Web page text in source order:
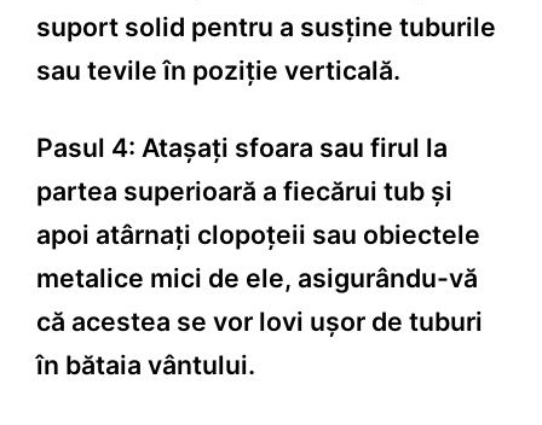
suport solid pentru a susține tuburile
sau tevile în poziție verticală.
Pasul 4: Atașați sfoara sau firul la
partea superioară a fiecărui tub și
apoi atârnați clopoțeii sau obiectele
metalice mici de ele, asigurându-vă
că acestea se vor lovi ușor de tuburi
în bătaia vântului.